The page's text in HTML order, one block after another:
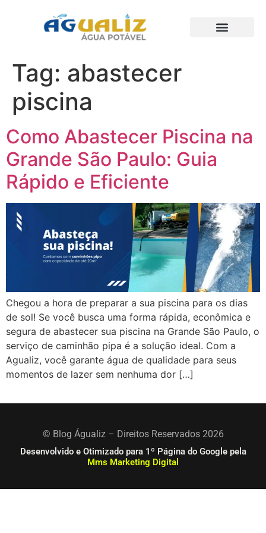
Tag: abastecer
piscina
Como Abastecer Piscina na
Grande São Paulo: Guia
Rápido e Eficiente
Chegou a hora de preparar a sua piscina para os dias
de sol! Se você busca uma forma rápida, econômica e
segura de abastecer sua piscina na Grande São Paulo, o
serviço de caminhão pipa é a solução ideal. Com a
Agualiz, você garante água de qualidade para seus
momentos de lazer sem nenhuma dor […]
© Blog Águaliz – Direitos Reservados 2026
Desenvolvido e Otimizado para 1º Página do Google pela
Mms Marketing Digital